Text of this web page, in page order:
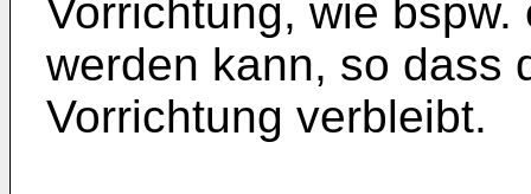
Vorrichtung, wie
werden kann, so dass
Vorrichtung verbleibt.